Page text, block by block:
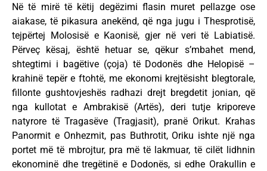
Në të mirë të këtij degëzimi flasin muret pellazge ose
aiakase, të pikasura anekënd, që nga jugu i Thesprotisë,
tejpërtej Molosisë e Kaonisë, gjer në veri të Labiatisë.
Përveç kësaj, është hetuar se, qëkur s’mbahet mend,
shtegtimi i bagëtive (çoja) të Dodonës dhe Helopisë –
krahinë tepër e ftohtë, me ekonomi krejtësisht blegtorale,
fillonte gushtovjeshës radhazi drejt bregdetit jonian, që
nga kullotat e Ambrakisë (Artës), deri tutje kriporeve
natyrore të Tragasëve (Tragjasit), pranë Orikut. Krahas
Panormit e Onhezmit, pas Buthrotit, Oriku ishte një nga
portet më të mbrojtur, pra më të lakmuar, të cilët lidhnin
ekonominë dhe tregëtinë e Dodonës, si edhe Orakullin e